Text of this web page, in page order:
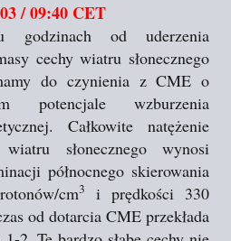
/ 09:40 CET
godzinach od uderzenia
cechy wiatru słonecznego
do czynienia z CME o
potencjale wzburzenia
Całkowite natężenie
słonecznego wynosi
północnego skierowania
cm3
i prędkości 330
od dotarcia CME przekłada